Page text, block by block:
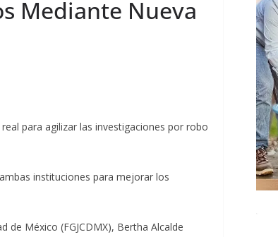
Mediante Nueva
para agilizar las investigaciones por robo
instituciones para mejorar los
de México (FGJCDMX), Bertha Alcalde